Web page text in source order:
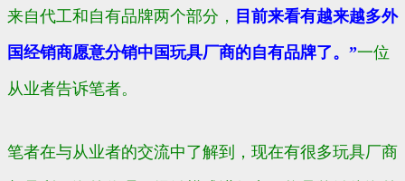
来自代工和自有品牌两个部分， 目前来看有越来越多外
国经销商愿意分销中国玩具厂商的自有品牌了。”一位
从业者告诉笔者。
笔者在与从业者的交流中了解到，现在有很多玩具厂商